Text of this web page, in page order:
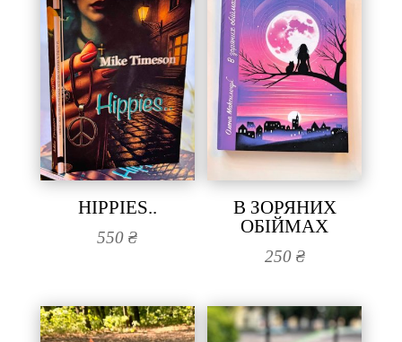
HIPPIES..
550₴
В ЗОРЯНИХ
ОБІЙМАХ
250 ₴